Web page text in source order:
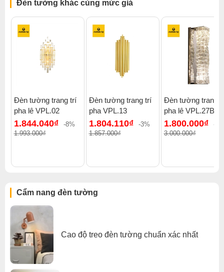
Click để xem thêm chiết khấu, quà tặng và khuyến mãi của
đèn tường.
Xem thêm:
Đèn tường hiện đại,Đèn tường phòng ngủ,
Đèn tường khác cùng mức giá
Đèn tường trang trí
pha lê VPL.02
1.844.040₫
-8%
1.993.000₫
Đèn tường trang trí
pha VPL.13
1.804.110₫
-3%
1.857.000₫
Đèn tường trang
pha lê VPL.27B
1.800.000₫
-
3.000.000₫
Cẩm nang đèn tường
Cao độ treo đèn tường chuẩn xác nhất